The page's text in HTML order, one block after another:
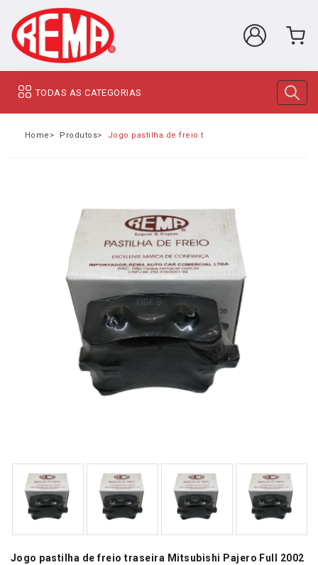
TODAS AS CATEGORIAS
Home Produtos Jogo pastilha de freio traseira Mitsubishi Pajero
Jogo pastilha de freio traseira Mitsubishi Pajero Full 2002